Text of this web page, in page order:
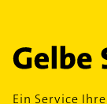
Ein Service